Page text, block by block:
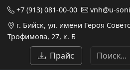
+7 (913) 081-00-00
vnh@u-
г. Бийск, ул. имени Героя
Трофимова, 27, к. Б
Прайс